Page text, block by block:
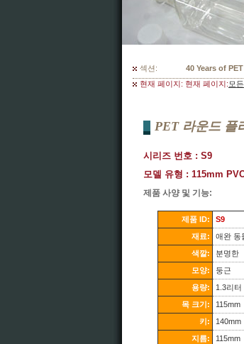
섹션:
300 Mould
현재 페이지: 현재 페이지: 모
PET 라운드 플
시리즈 번호 : S9
모델 유형 : 115mm
제품 사양 및 기능:
제품 ID:
S9
재료:
애완 동
색깔:
분명한
모양:
둥근
용량:
1.3리터
목 크기:
115mm
키:
140mm
지름:
115mm